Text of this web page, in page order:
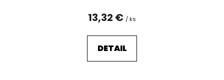
13,32 € / ks
DETAIL